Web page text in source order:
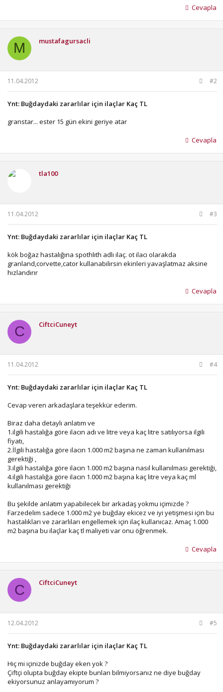
Cevapla
M mustafagursacli
11.04.2012 #2
Ynt: Buğdaydaki zararlılar için ilaçlar Kaç TL
granstar... ester 15 gün ekini geriye atar
Cevapla
tla100
11.04.2012 #3
Ynt: Buğdaydaki zararlılar için ilaçlar Kaç TL
kök boğaz hastalığına spothlıth adlı ilaç. ot ilacı olarakda
granland,corvette,cator kullanabilirsin ekinleri yavaşlatmaz aksine
hızlandırır
Cevapla
C CiftciCuneyt
11.04.2012 #4
Ynt: Buğdaydaki zararlılar için ilaçlar Kaç TL
Cevap veren arkadaşlara teşekkür ederim.
Biraz daha detaylı anlatım ve
1.ilgili hastalığa göre ilacın adı ve litre veya kaç litre satılıyorsa ilgili
fiyatı,
2.İlgili hastalığa göre ilacın 1.000 m2 başına ne zaman kullanılması
gerektiği ,
3.ilgili hastalığa göre ilacın 1.000 m2 başına nasıl kullanılması gerektiği,
4.ilgili hastalığa göre ilacın 1.000 m2 başına kaç litre veya kaç ml
kullanılması gerektiği
Bu şekilde anlatım yapabilecek bir arkadaş yokmu içimizde ?
Farzedelim sadece 1.000 m2 ye buğday ekicez ve iyi yetişmesi için bu
hastalıkları ve zararlıları engellemek için ilaç kullanıcaz. Amaç 1.000
m2 başına bu ilaçlar kaç tl maliyeti var onu öğrenmek.
Cevapla
C CiftciCuneyt
12.04.2012 #5
Ynt: Buğdaydaki zararlılar için ilaçlar Kaç TL
Hiç mi içinizde buğday eken yok ?
Çiftçi olupta buğday ekipte bunları bilmiyorsanız ne diye buğday
ekiyorsunuz anlayamıyorum ?